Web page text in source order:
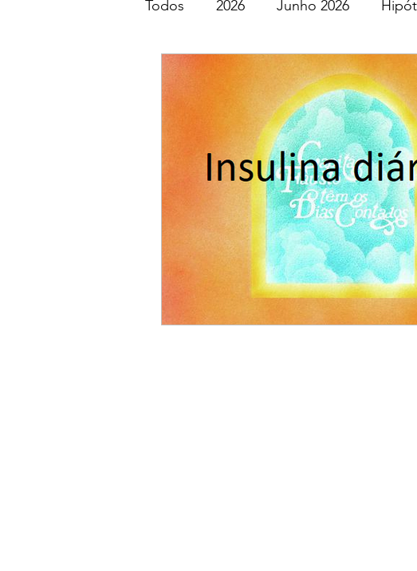
Todos 2026 Junho 2026
SGEM PT Podcast 2025
Maio 2026 Abril 2026
Fevereiro 2026 Janeiro 2026
Outubro 2025 Setembro 2025
Junho 2025 Dezembro 2024